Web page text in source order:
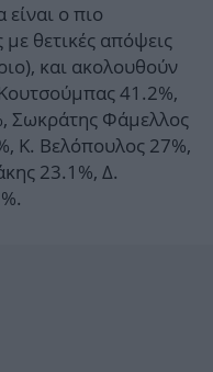
ο πιο
θετικές απόψεις
και ακολουθούν
41.2%,
Σωκράτης Φάμελλος
Κ. Βελόπουλος 27%,
23.1%, Δ.